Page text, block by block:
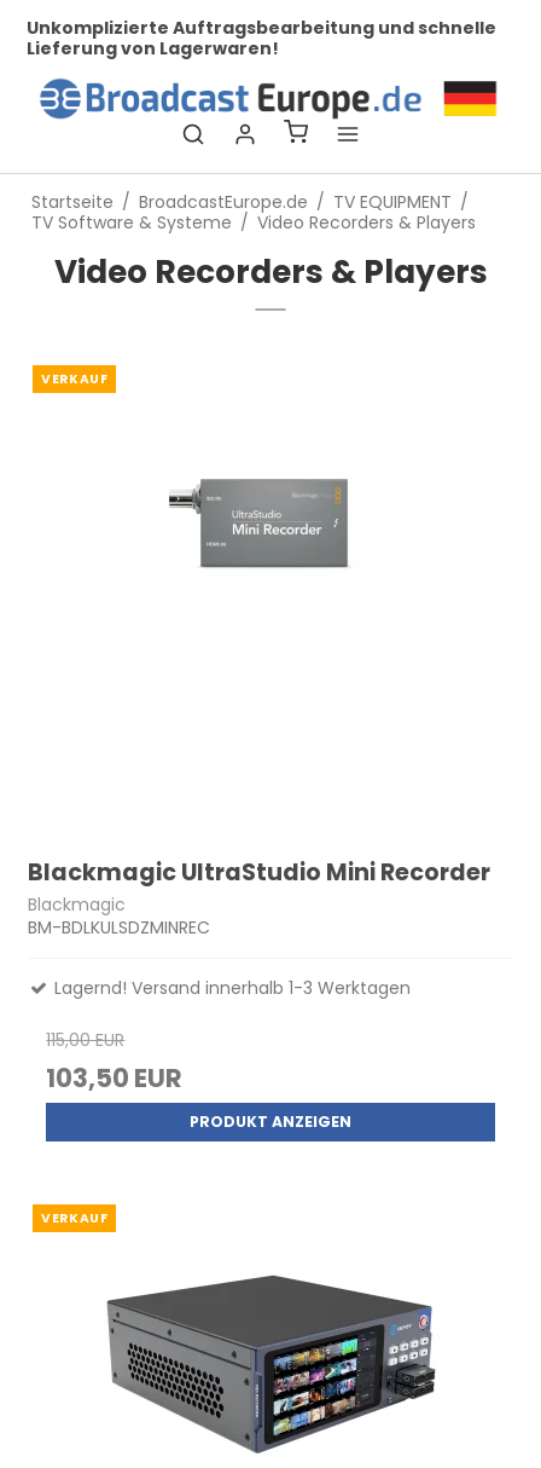
Unkomplizierte Auftragsbearbeitung und schnelle
Lieferung von Lagerwaren!
Startseite / BroadcastEurope.de / TV EQUIPMENT /
TV Software & Systeme / Video Recorders & Players
Video Recorders & Players
VERKAUF
Blackmagic UltraStudio Mini Recorder
Blackmagic
BM-BDLKULSDZMINREC
Lagernd! Versand innerhalb 1-3 Werktagen
115,00 EUR
103,50 EUR
PRODUKT ANZEIGEN
VERKAUF